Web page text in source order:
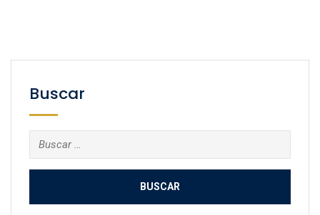
Buscar
Buscar: